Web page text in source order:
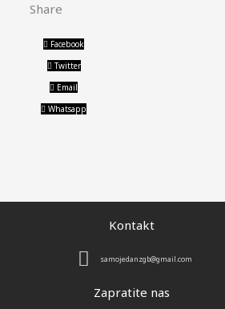
e t
a
g
r
a
m
Share
Facebook
Twitter
Email
Whatsapp
Kontakt
samojedanzgb@gmail.com
Zapratite nas